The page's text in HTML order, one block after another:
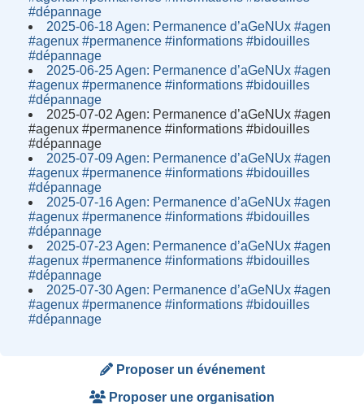
#dépannage
2025-06-18 Agen: Permanence d’aGeNUx #agen
#agenux #permanence #informations #bidouilles
#dépannage
2025-06-25 Agen: Permanence d’aGeNUx #agen
#agenux #permanence #informations #bidouilles
#dépannage
2025-07-02 Agen: Permanence d’aGeNUx #agen
#agenux #permanence #informations #bidouilles
#dépannage
2025-07-09 Agen: Permanence d’aGeNUx #agen
#agenux #permanence #informations #bidouilles
#dépannage
2025-07-16 Agen: Permanence d’aGeNUx #agen
#agenux #permanence #informations #bidouilles
#dépannage
2025-07-23 Agen: Permanence d’aGeNUx #agen
#agenux #permanence #informations #bidouilles
#dépannage
2025-07-30 Agen: Permanence d’aGeNUx #agen
#agenux #permanence #informations #bidouilles
#dépannage
Proposer un événement
Proposer une organisation